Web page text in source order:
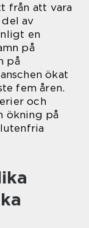
från att vara
av
en
på
på
ökat
fem åren.
och
ökning på